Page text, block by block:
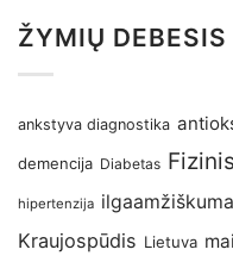
ŽYMIŲ DEBESIS
ankstyva diagnostika
demencija Diabetas
hipertenzija
Kraujospūdis Lietuva